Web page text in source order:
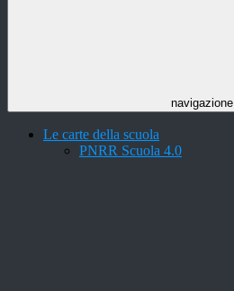
navigazione
Le carte della scuola
PNRR Scuola 4.0